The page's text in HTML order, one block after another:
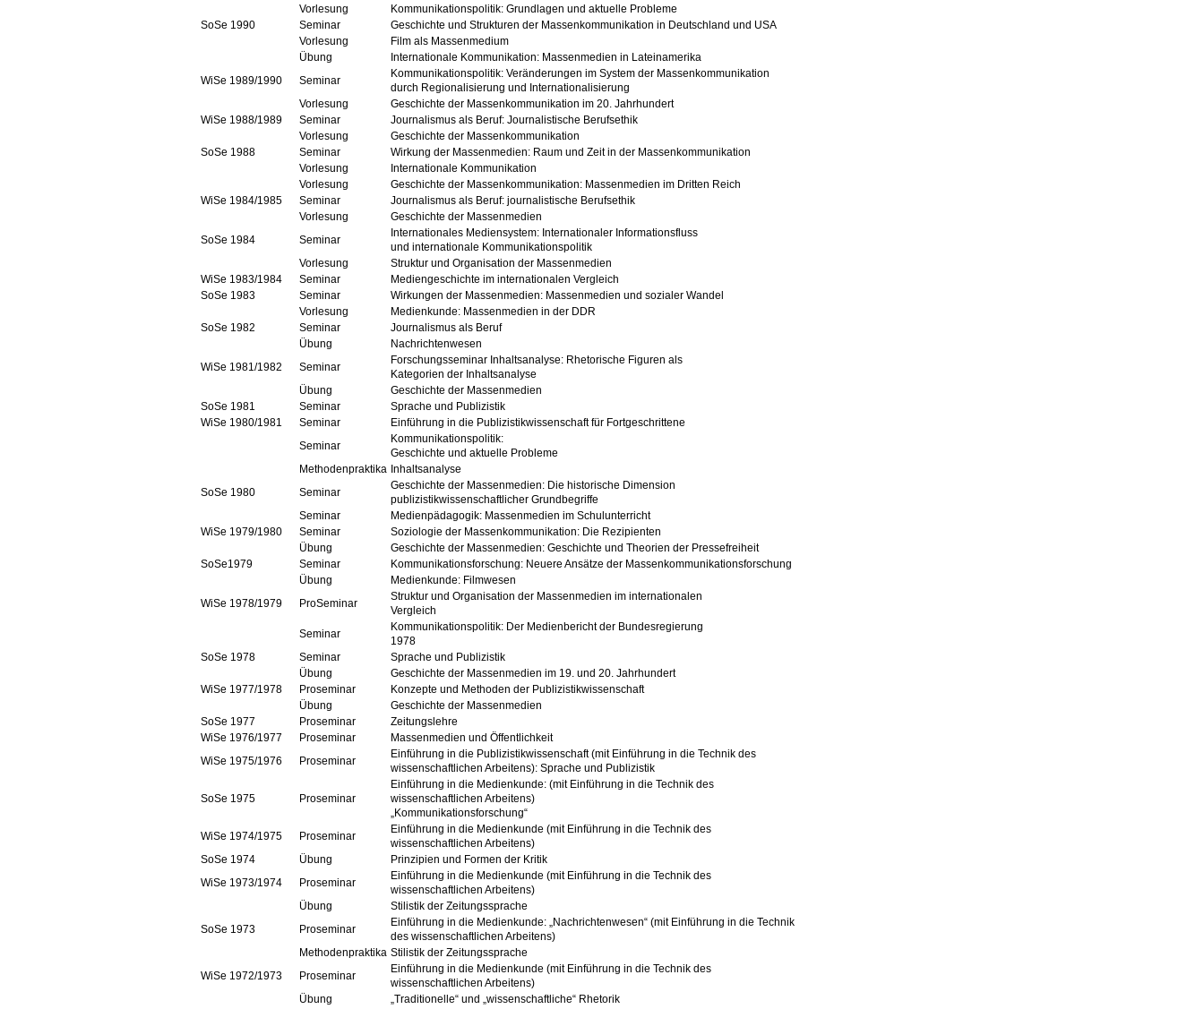
Vorlesung
Kommunikationspolitik: Grundlagen und aktuelle Probleme
SoSe 1990
Seminar
Geschichte und Strukturen der Massenkommunikation in Deutschland und USA
Vorlesung
Film als Massenmedium
Übung
Internationale Kommunikation: Massenmedien in Lateinamerika
WiSe 1989/1990
Seminar
Kommunikationspolitik: Veränderungen im System der Massenkommunikation
durch Regionalisierung und Internationalisierung
Vorlesung
Geschichte der Massenkommunikation im 20. Jahrhundert
WiSe 1988/1989
Seminar
Journalismus als Beruf: Journalistische Berufsethik
Vorlesung
Geschichte der Massenkommunikation
SoSe 1988
Seminar
Wirkung der Massenmedien: Raum und Zeit in der Massenkommunikation
Vorlesung
Internationale Kommunikation
Vorlesung
Geschichte der Massenkommunikation: Massenmedien im Dritten Reich
WiSe 1984/1985
Seminar
Journalismus als Beruf: journalistische Berufsethik
Vorlesung
Geschichte der Massenmedien
SoSe 1984
Seminar
Internationales Mediensystem: Internationaler Informationsfluss
und internationale Kommunikationspolitik
Vorlesung
Struktur und Organisation der Massenmedien
WiSe 1983/1984
Seminar
Mediengeschichte im internationalen Vergleich
SoSe 1983
Seminar
Wirkungen der Massenmedien: Massenmedien und sozialer Wandel
Vorlesung
Medienkunde: Massenmedien in der DDR
SoSe 1982
Seminar
Journalismus als Beruf
Übung
Nachrichtenwesen
WiSe 1981/1982
Seminar
Forschungsseminar Inhaltsanalyse: Rhetorische Figuren als
Kategorien der Inhaltsanalyse
Übung
Geschichte der Massenmedien
SoSe 1981
Seminar
Sprache und Publizistik
WiSe 1980/1981
Seminar
Einführung in die Publizistikwissenschaft für Fortgeschrittene
Seminar
Kommunikationspolitik:
Geschichte und aktuelle Probleme
Methodenpraktika Inhaltsanalyse
SoSe 1980
Seminar
Geschichte der Massenmedien: Die historische Dimension
publizistikwissenschaftlicher Grundbegriffe
Seminar
Medienpädagogik: Massenmedien im Schulunterricht
WiSe 1979/1980
Seminar
Soziologie der Massenkommunikation: Die Rezipienten
Übung
Geschichte der Massenmedien: Geschichte und Theorien der Pressefreiheit
SoSe1979
Seminar
Kommunikationsforschung: Neuere Ansätze der Massenkommunikationsforschung
Übung
Medienkunde: Filmwesen
WiSe 1978/1979
ProSeminar
Struktur und Organisation der Massenmedien im internationalen
Vergleich
Seminar
Kommunikationspolitik: Der Medienbericht der Bundesregierung
1978
SoSe 1978
Seminar
Sprache und Publizistik
Übung
Geschichte der Massenmedien im 19. und 20. Jahrhundert
WiSe 1977/1978
Proseminar
Konzepte und Methoden der Publizistikwissenschaft
Übung
Geschichte der Massenmedien
SoSe 1977
Proseminar
Zeitungslehre
WiSe 1976/1977
Proseminar
Massenmedien und Öffentlichkeit
WiSe 1975/1976
Proseminar
Einführung in die Publizistikwissenschaft (mit Einführung in die Technik des
wissenschaftlichen Arbeitens): Sprache und Publizistik
SoSe 1975 Proseminar
Einführung in die Medienkunde: (mit Einführung in die Technik des
wissenschaftlichen Arbeitens)
„Kommunikationsforschung“
WiSe 1974/1975
Proseminar
Einführung in die Medienkunde (mit Einführung in die Technik des
wissenschaftlichen Arbeitens)
SoSe 1974
Übung
Prinzipien und Formen der Kritik
WiSe 1973/1974
Proseminar
Einführung in die Medienkunde (mit Einführung in die Technik des
wissenschaftlichen Arbeitens)
Übung
Stilistik der Zeitungssprache
SoSe 1973
Proseminar
Einführung in die Medienkunde: „Nachrichtenwesen“ (mit Einführung in die Technik
des wissenschaftlichen Arbeitens)
Methodenpraktika Stilistik der Zeitungssprache
WiSe 1972/1973
Proseminar
Einführung in die Medienkunde (mit Einführung in die Technik des
wissenschaftlichen Arbeitens)
Übung
„Traditionelle“ und „wissenschaftliche“ Rhetorik